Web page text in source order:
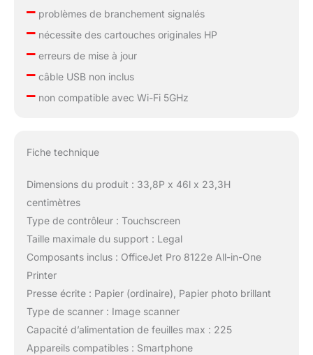
–problèmes de branchement signalés
–nécessite des cartouches originales HP
–erreurs de mise à jour
–câble USB non inclus
–non compatible avec Wi-Fi 5GHz
Fiche technique
Dimensions du produit : 33,8P x 46l x 23,3H
centimètres
Type de contrôleur : Touchscreen
Taille maximale du support : Legal
Composants inclus : OfficeJet Pro 8122e All-in-One
Printer
Presse écrite : Papier (ordinaire), Papier photo brillant
Type de scanner : Image scanner
Capacité d’alimentation de feuilles max : 225
Appareils compatibles : Smartphone